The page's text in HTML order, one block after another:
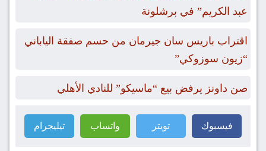
عبد الكريم” في برشلونة
اقتراب باريس سان جيرمان من حسم صفقة الياباني
“زيون سوزوكي”
صن داونز يرفض بيع “ماسيكو” للنادي الأهلي
فيسبوك تويتر واتساب تيليجرام